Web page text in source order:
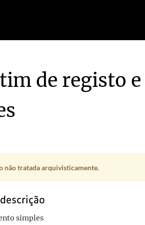
de registo
não tratada arquivisticamente.
simples